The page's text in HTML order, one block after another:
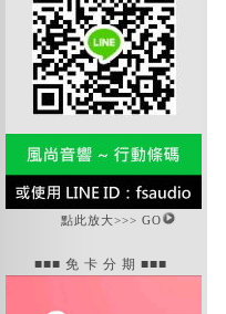
點此放大>>> GO
■■■ 免 卡 分 期 ■■■